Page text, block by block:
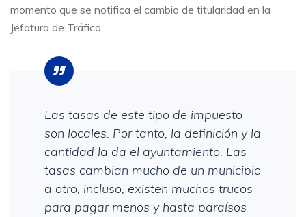
momento que se notifica el cambio de titularidad en la
Jefatura de Tráfico.
Las tasas de este tipo de impuesto
son locales. Por tanto, la definición y la
cantidad la da el ayuntamiento. Las
tasas cambian mucho de un municipio
a otro, incluso, existen muchos trucos
para pagar menos y hasta paraísos